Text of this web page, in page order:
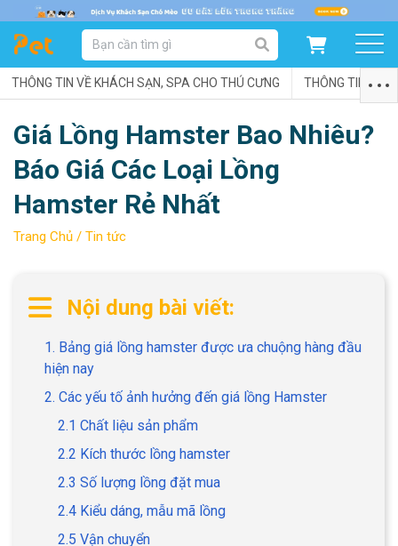
DANH MỤC SẢN PHẨM
SẢN PHẨM DÀNH CHO MÈO SẢN PHẨM DÀNH CHO CHÓ
SẨN PHẨM THEO THƯƠNG HIỆU
GIỚI THIỆU
THÔNG TIN VỀ KHÁCH SẠN, SPA CHO THÚ CƯNG THÔNG TIN VỀ
Giá Lồng Hamster Bao Nhiêu?
Báo Giá Các Loại Lồng
Hamster Rẻ Nhất
Trang Chủ / Tin tức
Nội dung bài viết:
1. Bảng giá lồng hamster được ưa chuộng hàng đầu
hiện nay
2. Các yếu tố ảnh hưởng đến giá lồng Hamster
2.1 Chất liệu sản phẩm
2.2 Kích thước lồng hamster
2.3 Số lượng lồng đặt mua
2.4 Kiểu dáng, mẫu mã lồng
2.5 Vận chuyển